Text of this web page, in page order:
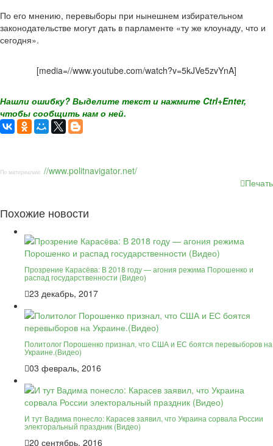
По его мнению, перевыборы при нынешнем избирательном
законодательстве могут дать в парламенте «ту же клоунаду, что и
сегодня».
[media=//www.youtube.com/watch?v=5kJVe5zvYnA]
Нашли ошибку? Выделите текст и нажмите Ctrl+Enter,
чтобы сообщить нам о ней.
По материалам: //www.politnavigator.net/
Печать
Похожие новости
Прозрение Карасёва: В 2018 году — агония режима Порошенко и
распад государственности (Видео)
23 декабрь, 2017
Политолог Порошенко признал, что США и ЕС боятся перевыборов на
Украине.(Видео)
03 февраль, 2016
И тут Вадима понесло: Карасев заявил, что Украина сорвала России
электоральный праздник (Видео)
20 сентябрь, 2016